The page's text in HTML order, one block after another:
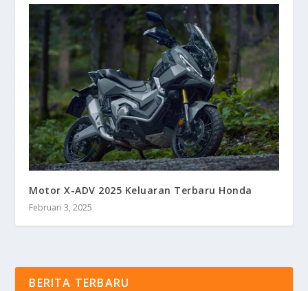
Motor X-ADV 2025 Keluaran Terbaru Honda
Februari 3, 2025
BERITA TERBARU